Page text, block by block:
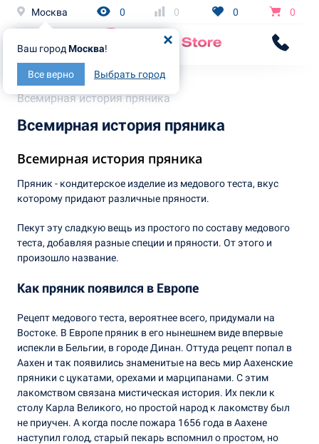
Москва
Ваш город Москва!
Все верно Выбрать город
0 0 0 0
Главная
Статьи
Всемирная история пряника
Всемирная история пряника
Всемирная история пряника
Пряник - кондитерское изделие из медового теста, вкус
которому придают различные пряности.
Пекут эту сладкую вещь из простого по составу медового
теста, добавляя разные специи и пряности. От этого и
произошло название.
Как пряник появился в Европе
Рецепт медового теста, вероятнее всего, придумали на
Востоке. В Европе пряник в его нынешнем виде впервые
испекли в Бельгии, в городе Динан. Оттуда рецепт попал в
Аахен и так появились знаменитые на весь мир Аахенские
пряники с цукатами, орехами и марципанами. С этим
лакомством связана мистическая история. Их пекли к
столу Карла Великого, но простой народ к лакомству был
не приучен. А когда после пожара 1656 года в Аахене
наступил голод, старый пекарь вспомнил о простом, но